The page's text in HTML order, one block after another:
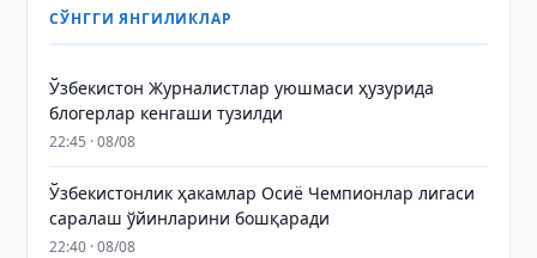
СЎНГГИ ЯНГИЛИКЛАР
Ўзбекистон Журналистлар уюшмаси ҳузурида
блогерлар кенгаши тузилди
22:45 · 08/08
Ўзбекистонлик ҳакамлар Осиё Чемпионлар лигаси
саралаш ўйинларини бошқаради
22:40 · 08/08